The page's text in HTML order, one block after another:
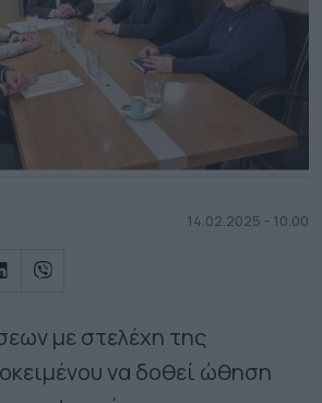
14.02.2025 - 10.00
με στελέχη της
να δοθεί ώθηση